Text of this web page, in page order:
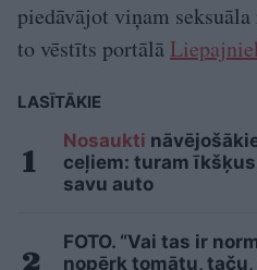
piedāvājot viņam
to vēstīts portālā
LASĪTĀKIE
Nosaukti
ceļiem: turam
savu auto
FOTO. “Vai tas ir
nopērk tomātu,